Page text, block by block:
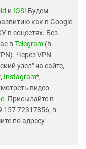
и IOS! Будем
как в Google
в соцсетях. Без
вTelegram (в
Через VPN
узел" на сайте,
Instagram*,
видео
. Присылайте в
157 72317856, в
по адресу